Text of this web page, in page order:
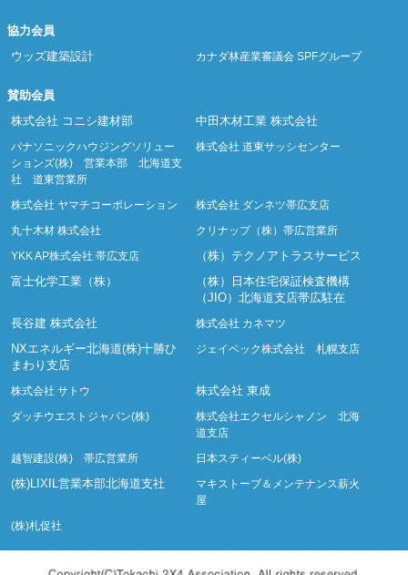
協力会員
ウッズ建築設計
カナダ林産業審議会 SPFグループ
賛助会員
株式会社 コニシ建材部
中田木材工業 株式会社
パナソニックハウジングソリュー
ションズ(株) 営業本部 北海道支
社 道東営業所
株式会社 道東サッシセンター
株式会社 ヤマチコーポレーション
株式会社 ダンネツ帯広支店
丸十木材 株式会社
クリナップ（株）帯広営業所
YKK AP株式会社 帯広支店
（株）テクノアトラスサービス
富士化学工業（株）
（株）日本住宅保証検査機構
（JIO）北海道支店帯広駐在
長谷建 株式会社
株式会社 カネマツ
NXエネルギー北海道(株)十勝ひ
まわり支店
ジェイベック株式会社 札幌支店
株式会社 サトウ 株式会社 東成
ダッチウエストジャパン(株)
株式会社エクセルシャノン 北海
道支店
越智建設(株) 帯広営業所
日本スティーベル(株)
(株)LIXIL営業本部北海道支社
マキストーブ＆メンテナンス薪火
屋
(株)札促社